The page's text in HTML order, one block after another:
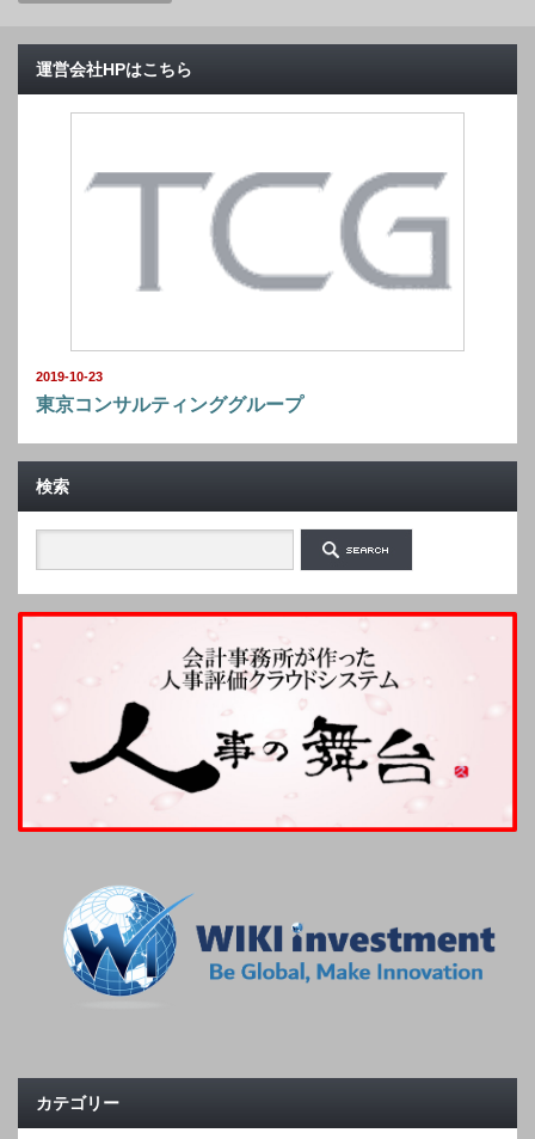
運営会社HPはこちら
2019-10-23
東京コンサルティンググループ
検索
カテゴリー